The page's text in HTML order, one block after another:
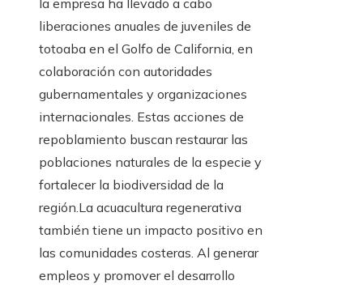
la empresa ha llevado a cabo
liberaciones anuales de juveniles de
totoaba en el Golfo de California, en
colaboración con autoridades
gubernamentales y organizaciones
internacionales. Estas acciones de
repoblamiento buscan restaurar las
poblaciones naturales de la especie y
fortalecer la biodiversidad de la
región.La acuacultura regenerativa
también tiene un impacto positivo en
las comunidades costeras. Al generar
empleos y promover el desarrollo